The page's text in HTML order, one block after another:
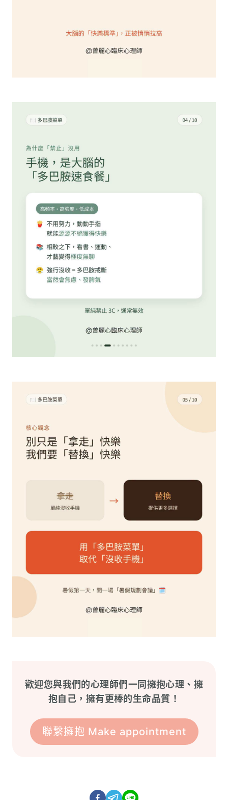
歡迎您與我們的心理師們一同擁抱心理、擁
抱自己，擁有更棒的生命品質！
聯繫擁抱 Make appointment